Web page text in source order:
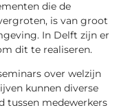
die de
is van groot
In Delft zijn er
dit te realiseren.
over welzijn
kunnen diverse
tussen medewerkers